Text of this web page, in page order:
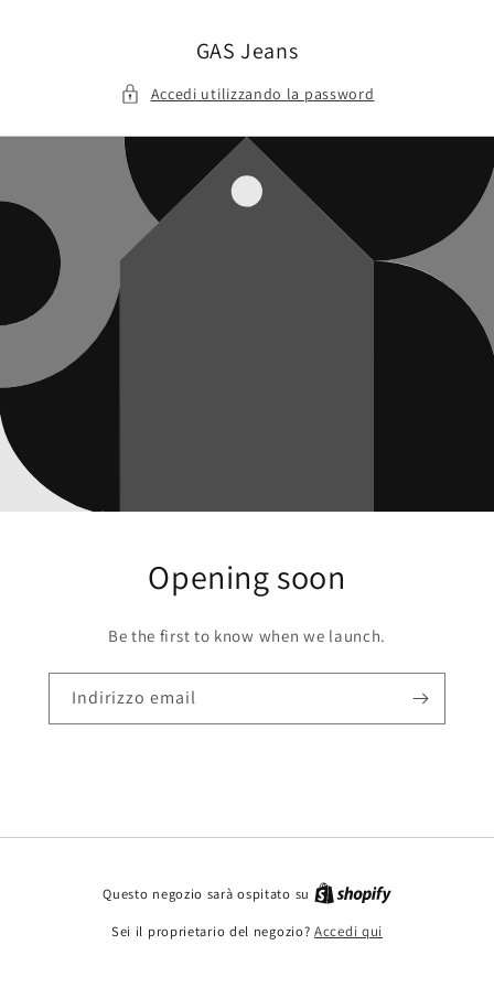
GAS Jeans
Accedi utilizzando la password
Opening soon
Be the first to know when we launch.
Indirizzo email
Questo negozio sarà ospitato su
Sei il proprietario del negozio?Accedi qui